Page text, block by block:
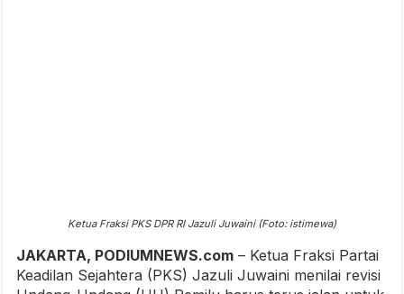
Ketua Fraksi PKS DPR RI Jazuli Juwaini (Foto: istimewa)
JAKARTA, PODIUMNEWS.com – Ketua Fraksi Partai
Keadilan Sejahtera (PKS) Jazuli Juwaini menilai revisi